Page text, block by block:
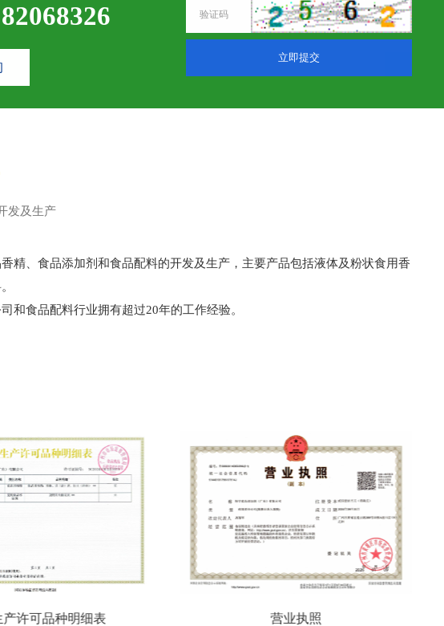
立即提交
发及生产
精、食品添加剂和食品配料的开发及生产，主要产品包括液体及粉状食用香
和食品配料行业拥有超过20年的工作经验。
营业执照 食品安全管理体系认证证书